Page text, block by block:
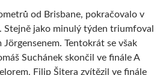
od Brisbane, pokračovalo v
Stejně jako minulý týden triumfoval
Tentokrát se však
Suchánek skončil ve finále A
Filip Šitera zvítězil ve finále